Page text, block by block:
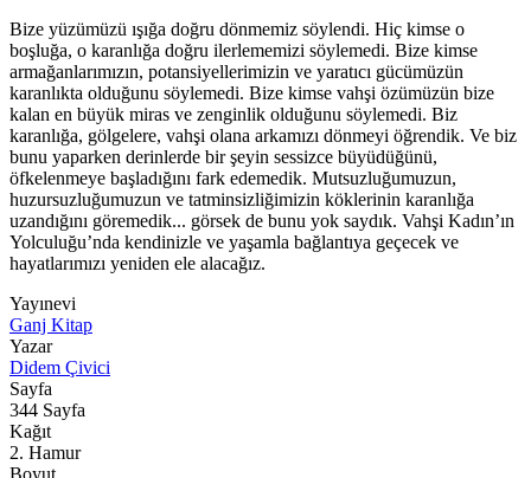
Bize yüzümüzü ışığa doğru dönmemiz söylendi. Hiç kimse o
boşluğa, o karanlığa doğru ilerlememizi söylemedi. Bize kimse
armağanlarımızın, potansiyellerimizin ve yaratıcı gücümüzün
karanlıkta olduğunu söylemedi. Bize kimse vahşi özümüzün bize
kalan en büyük miras ve zenginlik olduğunu söylemedi. Biz
karanlığa, gölgelere, vahşi olana arkamızı dönmeyi öğrendik. Ve biz
bunu yaparken derinlerde bir şeyin sessizce büyüdüğünü,
öfkelenmeye başladığını fark edemedik. Mutsuzluğumuzun,
huzursuzluğumuzun ve tatminsizliğimizin köklerinin karanlığa
uzandığını göremedik... görsek de bunu yok saydık. Vahşi Kadın’ın
Yolculuğu’nda kendinizle ve yaşamla bağlantıya geçecek ve
hayatlarımızı yeniden ele alacağız.
Yayınevi
Ganj Kitap
Yazar
Didem Çivici
Sayfa
344 Sayfa
Kağıt
2. Hamur
Boyut